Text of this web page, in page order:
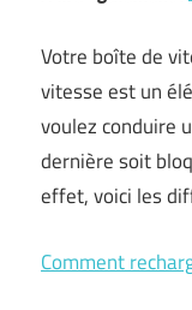
Votre boîte de
vitesse est un
voulez conduire
dernière soit
effet, voici les
Comment